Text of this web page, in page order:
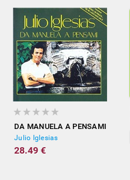
DA MANUELA A PENSAMI
Julio Iglesias
28.49 €